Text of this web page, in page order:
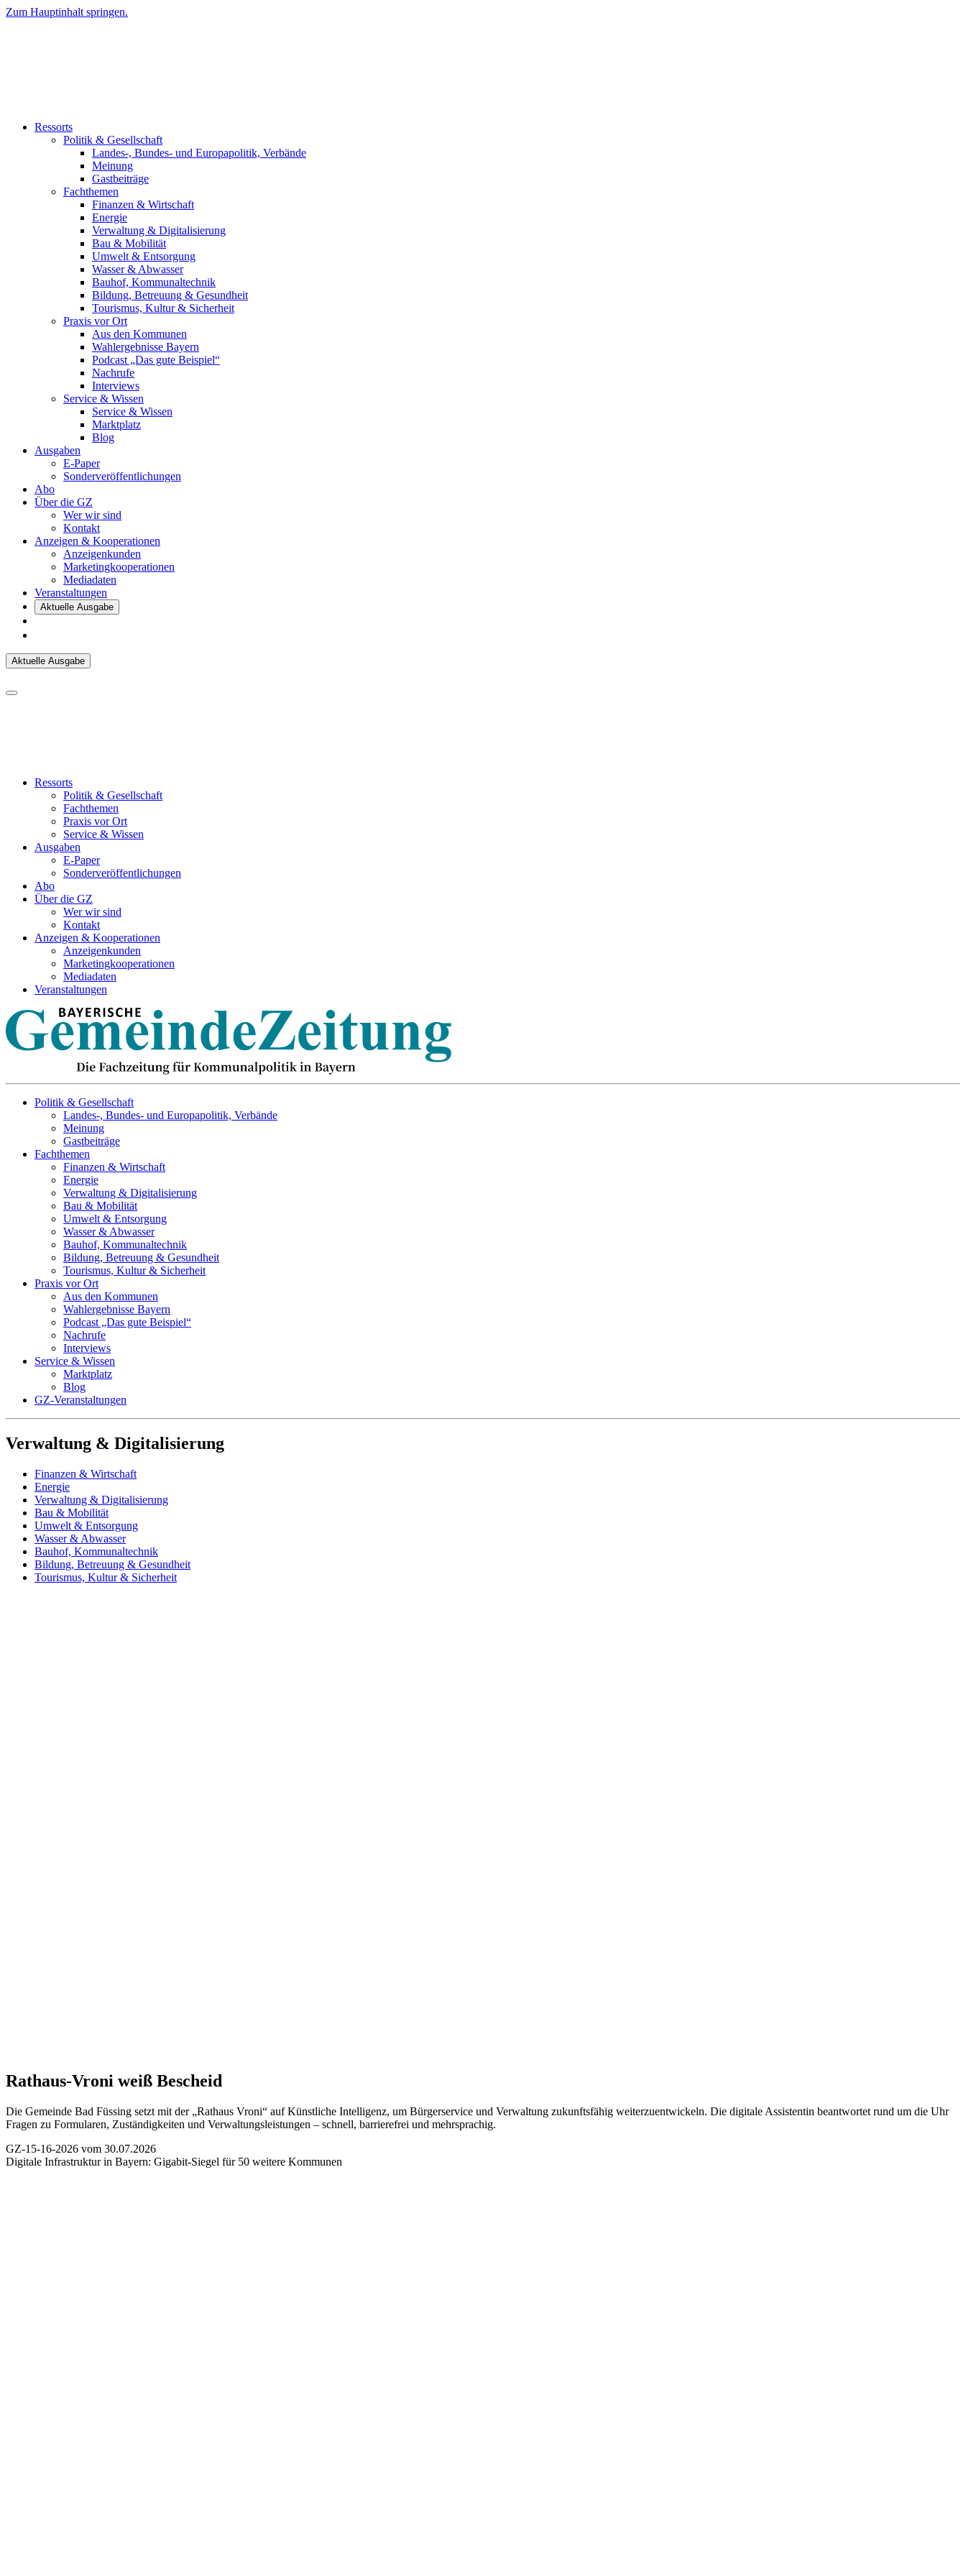
Zum Hauptinhalt springen.
Ressorts
Politik & Gesellschaft
Landes-, Bundes- und Europapolitik, Verbände
Meinung
Gastbeiträge
Fachthemen
Finanzen & Wirtschaft
Energie
Verwaltung & Digitalisierung
Bau & Mobilität
Umwelt & Entsorgung
Wasser & Abwasser
Bauhof, Kommunaltechnik
Bildung, Betreuung & Gesundheit
Tourismus, Kultur & Sicherheit
Praxis vor Ort
Aus den Kommunen
Wahlergebnisse Bayern
Podcast „Das gute Beispiel“
Nachrufe
Interviews
Service & Wissen
Service & Wissen
Marktplatz
Blog
Ausgaben
E-Paper
Sonderveröffentlichungen
Abo
Über die GZ
Wer wir sind
Kontakt
Anzeigen & Kooperationen
Anzeigenkunden
Marketingkooperationen
Mediadaten
Veranstaltungen
Aktuelle Ausgabe
Aktuelle Ausgabe
Ressorts
Politik & Gesellschaft
Fachthemen
Praxis vor Ort
Service & Wissen
Ausgaben
E-Paper
Sonderveröffentlichungen
Abo
Über die GZ
Wer wir sind
Kontakt
Anzeigen & Kooperationen
Anzeigenkunden
Marketingkooperationen
Mediadaten
Veranstaltungen
Politik & Gesellschaft
Landes-, Bundes- und Europapolitik, Verbände
Meinung
Gastbeiträge
Fachthemen
Finanzen & Wirtschaft
Energie
Verwaltung & Digitalisierung
Bau & Mobilität
Umwelt & Entsorgung
Wasser & Abwasser
Bauhof, Kommunaltechnik
Bildung, Betreuung & Gesundheit
Tourismus, Kultur & Sicherheit
Praxis vor Ort
Aus den Kommunen
Wahlergebnisse Bayern
Podcast „Das gute Beispiel“
Nachrufe
Interviews
Service & Wissen
Marktplatz
Blog
GZ-Veranstaltungen
Verwaltung & Digitalisierung
Finanzen & Wirtschaft
Energie
Verwaltung & Digitalisierung
Bau & Mobilität
Umwelt & Entsorgung
Wasser & Abwasser
Bauhof, Kommunaltechnik
Bildung, Betreuung & Gesundheit
Tourismus, Kultur & Sicherheit
Rathaus-Vroni weiß Bescheid
Die Gemeinde Bad Füssing setzt mit der „Rathaus Vroni“ auf Künstliche Intelligenz, um Bürgerservice und Verwaltung zukunftsfähig weiterzuentwickeln. Die digitale Assistentin beantwortet rund um die Uhr
Fragen zu Formularen, Zuständigkeiten und Verwaltungsleistungen – schnell, barrierefrei und mehrsprachig.
GZ-15-16-2026 vom 30.07.2026
Digitale Infrastruktur in Bayern: Gigabit-Siegel für 50 weitere Kommunen